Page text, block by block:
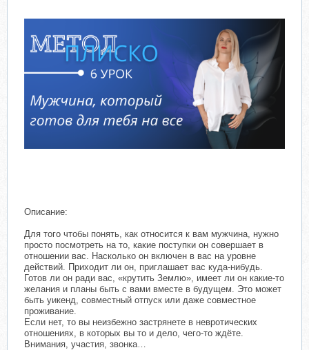
Описание:
Для того чтобы понять, как относится к вам мужчина, нужно
просто посмотреть на то, какие поступки он совершает в
отношении вас. Насколько он включен в вас на уровне
действий. Приходит ли он, приглашает вас куда-нибудь.
Готов ли он ради вас, «крутить Землю», имеет ли он какие-то
желания и планы быть с вами вместе в будущем. Это может
быть уикенд, совместный отпуск или даже совместное
проживание.
Если нет, то вы неизбежно застрянете в невротических
отношениях, в которых вы то и дело, чего-то ждёте.
Внимания, участия, звонка…